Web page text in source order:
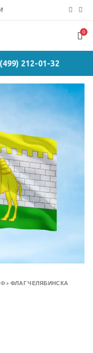
0
212-01-32
» ФЛАГ ЧЕЛЯБИНСКА